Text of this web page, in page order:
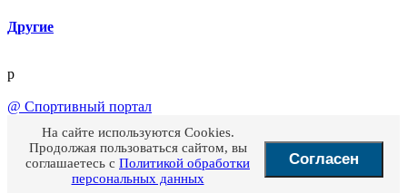
Другие
p
@ Спортивный портал
На сайте используются Cookies.
Продолжая пользоваться сайтом, вы
соглашаетесь с Политикой обработки
персональных данных
Согласен